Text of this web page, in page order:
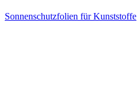
Sonnenschutzfolien für Kunststoffe